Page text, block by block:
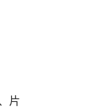
片